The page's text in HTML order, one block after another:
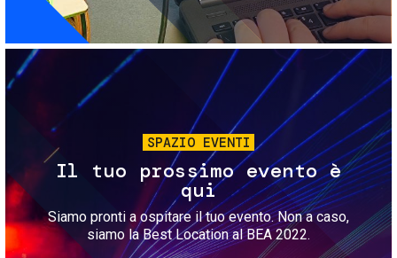
Immagine
SPAZIO EVENTI
Il tuo prossimo evento è
qui
Siamo pronti a ospitare il tuo evento. Non a caso,
siamo la Best Location al BEA 2022.